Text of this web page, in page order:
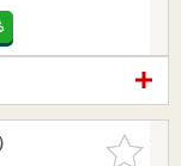
お気に入
りに追加